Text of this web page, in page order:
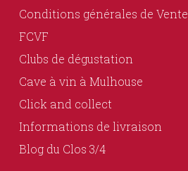
Conditions générales de Vente
FCVF
Clubs de dégustation
Cave à vin à Mulhouse
Click and collect
Informations de livraison
Blog du Clos 3/4